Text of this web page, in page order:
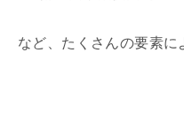
など、たくさんの要素に